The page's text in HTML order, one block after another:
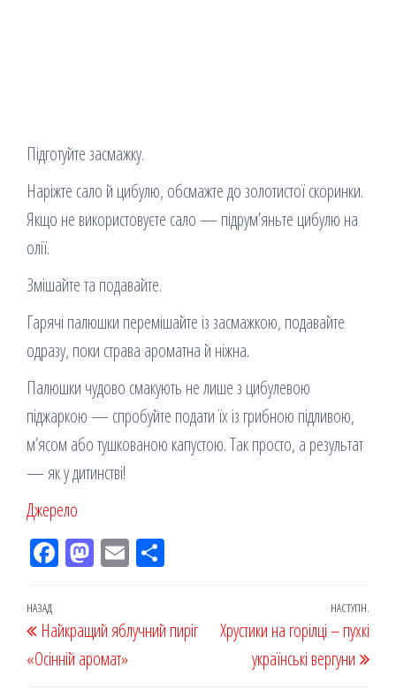
Підготуйте засмажку.
Наріжте сало й цибулю, обсмажте до золотистої скоринки.
Якщо не використовуєте сало — підрум’яньте цибулю на
олії.
Змішайте та подавайте.
Гарячі палюшки перемішайте із засмажкою, подавайте
одразу, поки страва ароматна й ніжна.
Палюшки чудово смакують не лише з цибулевою
піджаркою — спробуйте подати їх із грибною підливою,
м’ясом або тушкованою капустою. Так просто, а результат
— як у дитинстві!
Джерело
Fac
k
M
on
Em
ис
Навігація
записів
Попередній
запис
НАЗАД
Найкращий яблучний пиріг
«Осінній аромат»
НАСТУПН.
Хрустики на горілці – пухкі
українські вергуни